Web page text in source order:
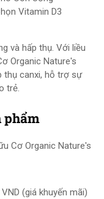
Vitamin D3
và hấp thụ. Với liều
Organic Nature's
thụ canxi, hỗ trợ sự
trẻ.
phẩm
Cơ Organic Nature's
(giá khuyến mãi)